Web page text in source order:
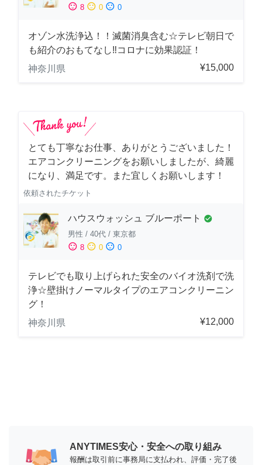
sentiment_satisfied 8 sentiment_neutral 0 sentiment_dissatisfied 0
オゾン水洗浄込！！滅菌消臭含む☆テレビ朝日で
も紹介のおもてなし‼コロナに効果認証！
神奈川県
¥15,000
とても丁寧なお仕事、ありがとうございました！
エアコンクリーニングをお願いしましたが、綺麗
になり、満足です。また宜しくお願いします！
依頼されたチケット
ハウスウォッシュ ブルーポート check_circle
男性 / 40代 / 東京都
sentiment_satisfied 8 sentiment_neutral 0 sentiment_dissatisfied 0
テレビでも取り上げられた安全のバイオ洗剤で洗
浄☆壁掛けノーマルタイプのエアコンクリーニン
グ！
神奈川県
¥12,000
ANYTIMES安心・安全への取り組み
報酬は取引前に事務局に支払われ、評価・完了後